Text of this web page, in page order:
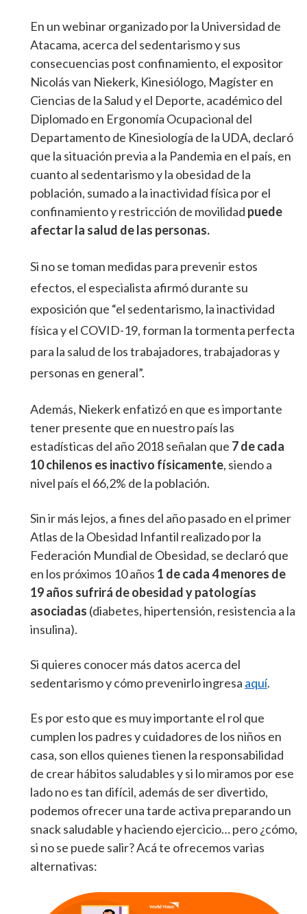
En un webinar organizado por la Universidad de
Atacama, acerca del sedentarismo y sus
consecuencias post confinamiento, el expositor
Nicolás van Niekerk, Kinesiólogo, Magíster en
Ciencias de la Salud y el Deporte, académico del
Diplomado en Ergonomía Ocupacional del
Departamento de Kinesiología de la UDA, declaró
que la situación previa a la Pandemia en el país, en
cuanto al sedentarismo y la obesidad de la
población, sumado a la inactividad física por el
confinamiento y restricción de movilidad puede
afectar la salud de las personas.
Si no se toman medidas para prevenir estos
efectos, el especialista afirmó durante su
exposición que “el sedentarismo, la inactividad
física y el COVID-19, forman la tormenta perfecta
para la salud de los trabajadores, trabajadoras y
personas en general”.
Además, Niekerk enfatizó en que es importante
tener presente que en nuestro país las
estadísticas del año 2018 señalan que 7 de cada
10 chilenos es inactivo físicamente, siendo a
nivel país el 66,2% de la población.
Sin ir más lejos, a fines del año pasado en el primer
Atlas de la Obesidad Infantil realizado por la
Federación Mundial de Obesidad, se declaró que
en los próximos 10 años 1 de cada 4 menores de
19 años sufrirá de obesidad y patologías
asociadas (diabetes, hipertensión, resistencia a la
insulina).
Si quieres conocer más datos acerca del
sedentarismo y cómo prevenirlo ingresa aquí.
Es por esto que es muy importante el rol que
cumplen los padres y cuidadores de los niños en
casa, son ellos quienes tienen la responsabilidad
de crear hábitos saludables y si lo miramos por ese
lado no es tan difícil, además de ser divertido,
podemos ofrecer una tarde activa preparando un
snack saludable y haciendo ejercicio… pero ¿cómo,
si no se puede salir? Acá te ofrecemos varias
alternativas: